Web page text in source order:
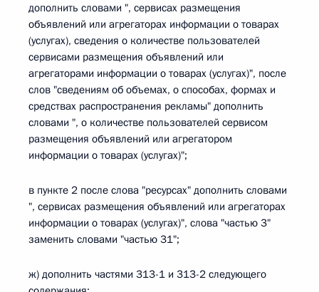
дополнить словами ", сервисах размещения
объявлений или агрегаторах информации о товарах
(услугах), сведения о количестве пользователей
сервисами размещения объявлений или
агрегаторами информации о товарах (услугах)", после
слов "сведениям об объемах, о способах, формах и
средствах распространения рекламы" дополнить
словами ", о количестве пользователей сервисом
размещения объявлений или агрегатором
информации о товарах (услугах)";
в пункте 2 после слова "ресурсах" дополнить словами
", сервисах размещения объявлений или агрегаторах
информации о товарах (услугах)", слова "частью 3"
заменить словами "частью 31";
ж) дополнить частями 313-1 и 313-2 следующего